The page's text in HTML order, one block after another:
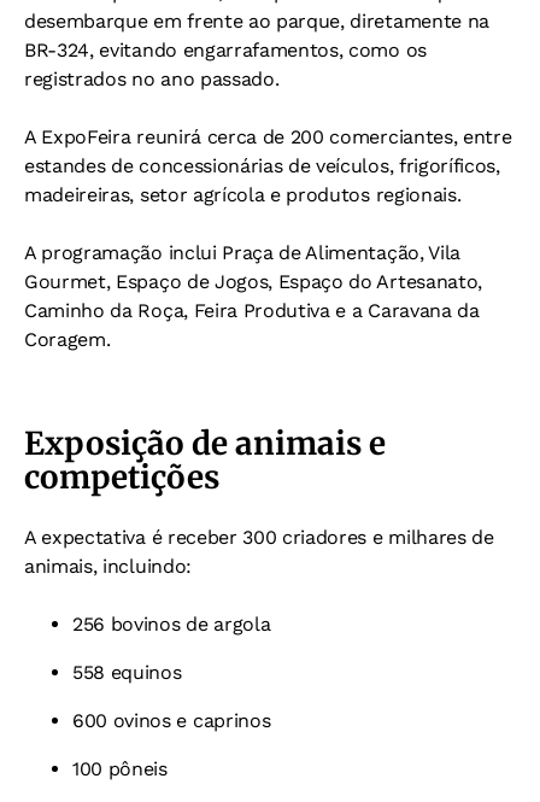
desembarque em frente ao parque, diretamente na
BR-324, evitando engarrafamentos, como os
registrados no ano passado.
A ExpoFeira reunirá cerca de 200 comerciantes, entre
estandes de concessionárias de veículos, frigoríficos,
madeireiras, setor agrícola e produtos regionais.
A programação inclui Praça de Alimentação, Vila
Gourmet, Espaço de Jogos, Espaço do Artesanato,
Caminho da Roça, Feira Produtiva e a Caravana da
Coragem.
Exposição de animais e
competições
A expectativa é receber 300 criadores e milhares de
animais, incluindo:
256 bovinos de argola
558 equinos
600 ovinos e caprinos
100 pôneis